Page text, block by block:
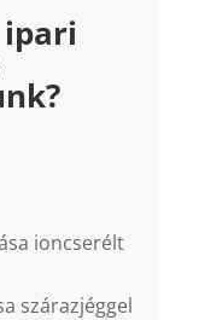
ioncserélt
szárazjéggel